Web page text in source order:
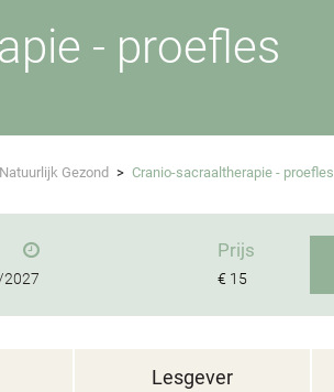
- proefles
Natuurlijk Gezond > Cranio-sacraaltherapie - proefles
Prijs
€ 15
Lesgever